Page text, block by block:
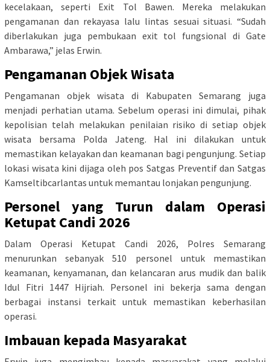
kecelakaan, seperti Exit Tol Bawen. Mereka melakukan
pengamanan dan rekayasa lalu lintas sesuai situasi. “Sudah
diberlakukan juga pembukaan exit tol fungsional di Gate
Ambarawa,” jelas Erwin.
Pengamanan Objek Wisata
Pengamanan objek wisata di Kabupaten Semarang juga
menjadi perhatian utama. Sebelum operasi ini dimulai, pihak
kepolisian telah melakukan penilaian risiko di setiap objek
wisata bersama Polda Jateng. Hal ini dilakukan untuk
memastikan kelayakan dan keamanan bagi pengunjung. Setiap
lokasi wisata kini dijaga oleh pos Satgas Preventif dan Satgas
Kamseltibcarlantas untuk memantau lonjakan pengunjung.
Personel yang Turun dalam Operasi
Ketupat Candi 2026
Dalam Operasi Ketupat Candi 2026, Polres Semarang
menurunkan sebanyak 510 personel untuk memastikan
keamanan, kenyamanan, dan kelancaran arus mudik dan balik
Idul Fitri 1447 Hijriah. Personel ini bekerja sama dengan
berbagai instansi terkait untuk memastikan keberhasilan
operasi.
Imbauan kepada Masyarakat